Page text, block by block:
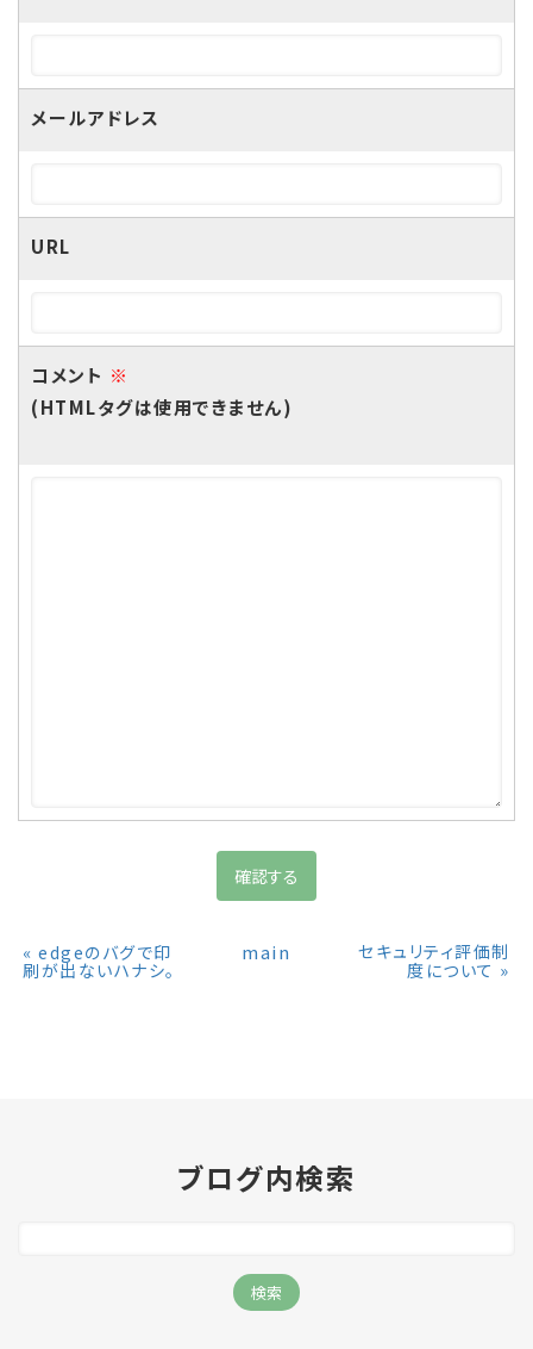
メールアドレス
URL
コメント ※
(HTMLタグは使用できません)
« edgeのバグで印
刷が出ないハナシ。
main
セキュリティ評価制
度について »
ブログ内検索